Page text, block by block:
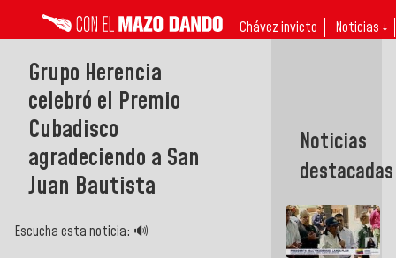
Chávez invicto Noticias ↓
Grupo Herencia
celebró el Premio
Cubadisco
agradeciendo a San
Juan Bautista
Escucha esta noticia: 🔊
Noticias
destacadas